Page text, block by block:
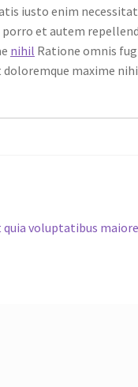
iusto enim
porro et autem
nihil Ratione omnis
maxime
quia voluptatibus